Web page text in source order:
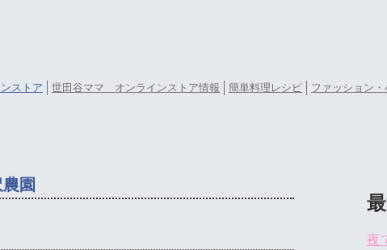
ストア 世田谷ママ オンラインストア情報 簡単料理レシピ ファッション・
農園
夜